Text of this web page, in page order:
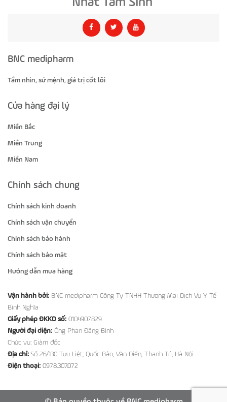
BNC medipharm
Tầm nhìn, sứ mệnh, giá trị cốt lõi
Cửa hàng đại lý
Miền Bắc
Miền Trung
Miền Nam
Chính sách chung
Chính sách kinh doanh
Chính sách vận chuyển
Chính sách bảo hành
Chính sách bảo mật
Hướng dẫn mua hàng
Vận hành bởi: BNC medipharm Công Ty TNHH Thương Mại Dịch Vụ Y Tế
Bình Nghĩa
Giấy phép ĐKKD số: 0104907829
Người đại diện: Ông Phan Đăng Bình
Chức vụ: Giám đốc
Địa chỉ: Số 26/130 Tựu Liệt, Quốc Bảo, Văn Điển, Thanh Trì, Hà Nội
Điện thoại: 0978.307.072